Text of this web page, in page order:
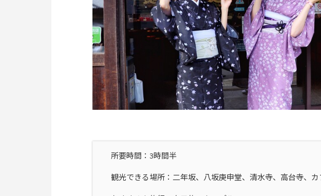
所要時間：3時間半
観光できる場所：二年坂、八坂庚申堂、清水寺、高台寺、カ